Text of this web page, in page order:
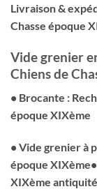
Livraison &
Chasse époque
Vide grenier
Chiens de
• Brocante :
époque XIXème
• Vide grenier à
époque XIXème
XIXème